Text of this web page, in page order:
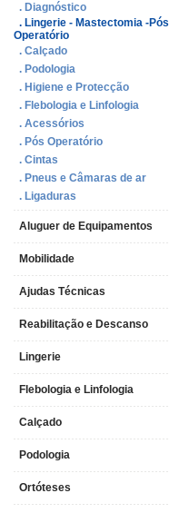
. Diagnóstico
. Lingerie - Mastectomia -Pós
Operatório
. Calçado
. Podologia
. Higiene e Protecção
. Flebologia e Linfologia
. Acessórios
. Pós Operatório
. Cintas
. Pneus e Câmaras de ar
. Ligaduras
Aluguer de Equipamentos
Mobilidade
Ajudas Técnicas
Reabilitação e Descanso
Lingerie
Flebologia e Linfologia
Calçado
Podologia
Ortóteses